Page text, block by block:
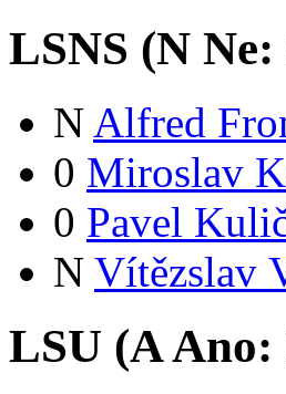
LSNS (N Ne:
N Alfred
0 Miroslav
0 Pavel
N Vítězslav
LSU (AAno: